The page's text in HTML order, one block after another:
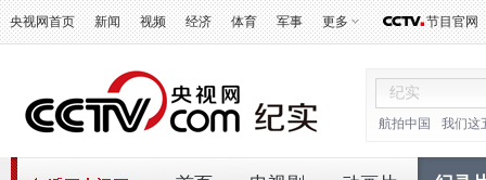
央视网首页 新闻 视频 经济 体育 军事 更多 节目官网
航拍中国 我们这